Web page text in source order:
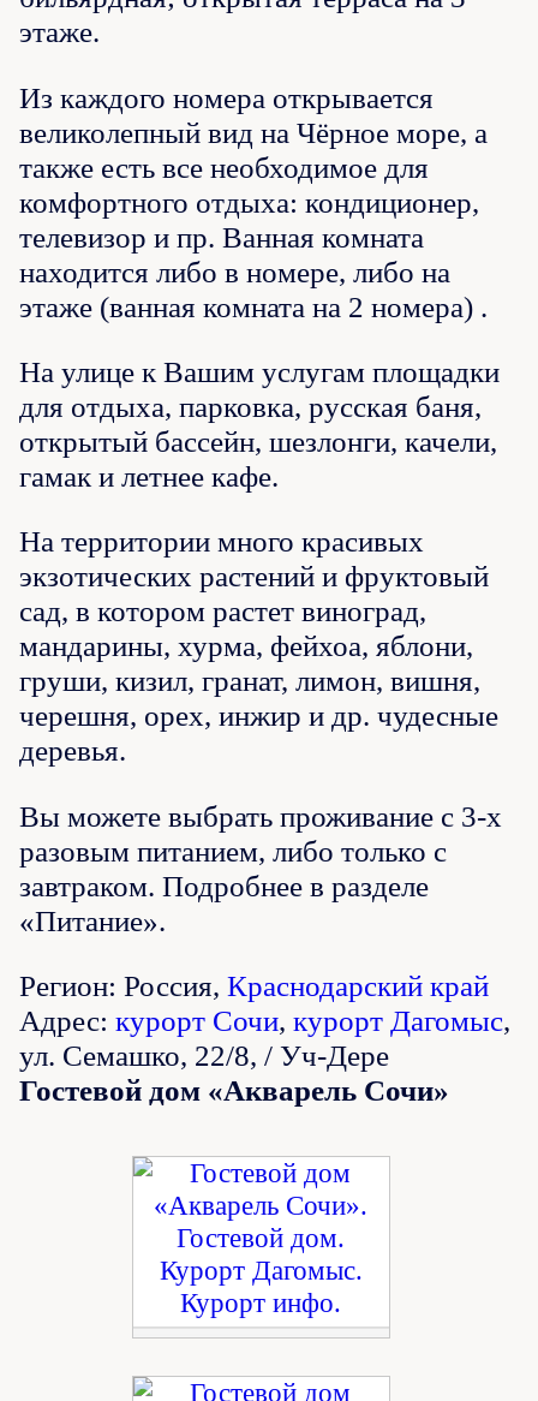
этаже.
Из каждого номера открывается
великолепный вид на Чёрное море, а
также есть все необходимое для
комфортного отдыха: кондиционер,
телевизор и пр. Ванная комната
находится либо в номере, либо на
этаже (ванная комната на 2 номера) .
На улице к Вашим услугам площадки
для отдыха, парковка, русская баня,
открытый бассейн, шезлонги, качели,
гамак и летнее кафе.
На территории много красивых
экзотических растений и фруктовый
сад, в котором растет виноград,
мандарины, хурма, фейхоа, яблони,
груши, кизил, гранат, лимон, вишня,
черешня, орех, инжир и др. чудесные
деревья.
Вы можете выбрать проживание с 3-х
разовым питанием, либо только с
завтраком. Подробнее в разделе
«Питание».
Регион: Россия, Краснодарский край
Адрес: курорт Сочи, курорт Дагомыс,
ул. Семашко, 22/8, / Уч-Дере
Гостевой дом «Акварель Сочи»